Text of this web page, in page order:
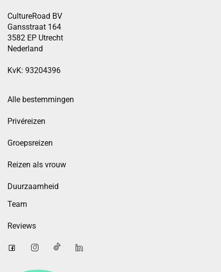
CultureRoad BV
Gansstraat 164
3582 EP Utrecht
Nederland
KvK: 93204396
Alle bestemmingen
Privéreizen
Groepsreizen
Reizen als vrouw
Duurzaamheid
Team
Reviews